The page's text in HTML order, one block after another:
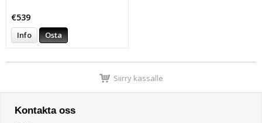
€539
Info Osta
Siirry kassalle
Kontakta oss